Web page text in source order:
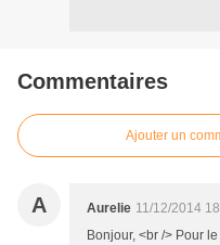
Commentaires
Ajouter un
A Aurelie 11/12/2014
Bonjour, <br /> Pour